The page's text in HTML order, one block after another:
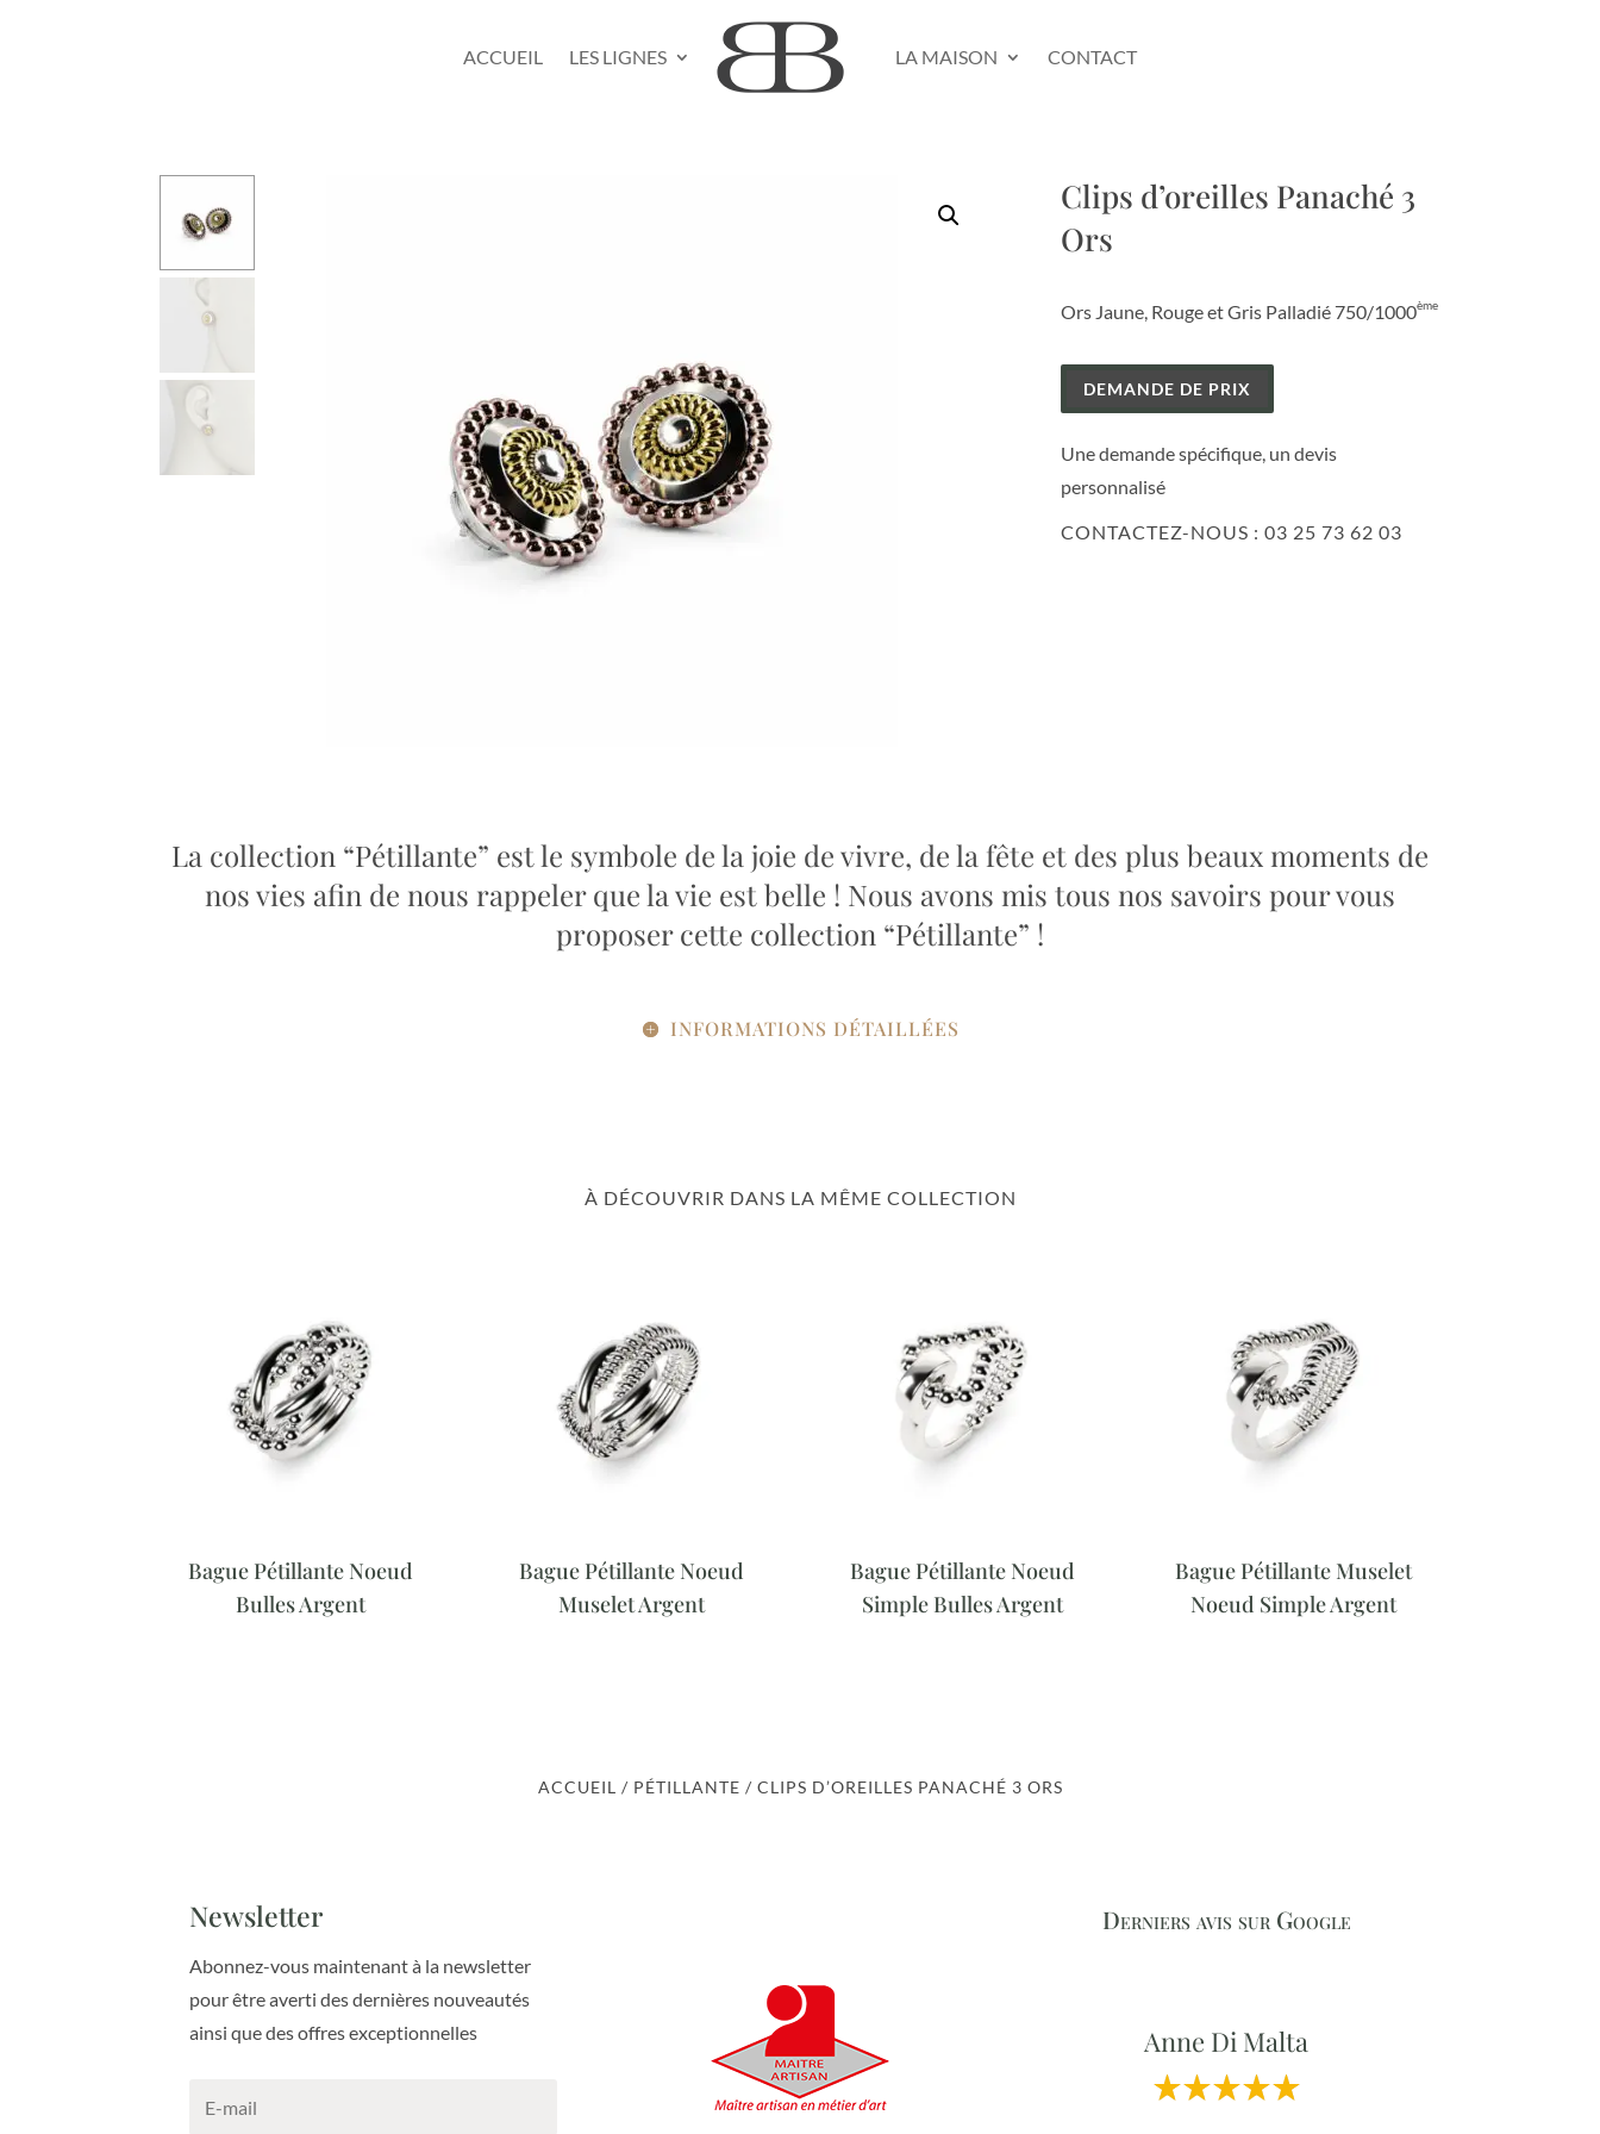
ACCUEIL LES LIGNES LA MAISON CONTACT
Clips d’oreilles Panaché 3
Ors
Ors Jaune, Rouge et Gris Palladié 750/1000ème
DEMANDE DE PRIX
Une demande spécifique, un devis
personnalisé
CONTACTEZ-NOUS : 03 25 73 62 03
La collection “Pétillante” est le symbole de la joie de vivre, de la fête et des plus beaux moments de
nos vies afin de nous rappeler que la vie est belle ! Nous avons mis tous nos savoirs pour vous
proposer cette collection “Pétillante” !
INFORMATIONS DÉTAILLÉES
À DÉCOUVRIR DANS LA MÊME COLLECTION
Bague Pétillante Noeud
Bulles Argent
Bague Pétillante Noeud
Muselet Argent
Bague Pétillante Noeud
Simple Bulles Argent
Bague Pétillante Muselet
Noeud Simple Argent
ACCUEIL / PÉTILLANTE / CLIPS D’OREILLES PANACHÉ 3 ORS
Newsletter
Abonnez-vous maintenant à la newsletter
pour être averti des dernières nouveautés
ainsi que des offres exceptionnelles
Derniers avis sur Google
Anne Di Malta